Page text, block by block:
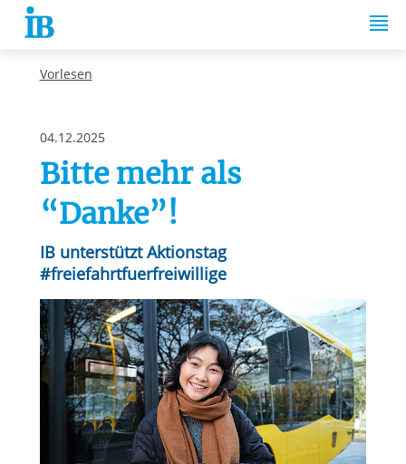
Springe zum Inhalt
Vorlesen
04.12.2025
Bitte mehr als
“Danke”!
IB unterstützt Aktionstag
#freiefahrtfuerfreiwillige